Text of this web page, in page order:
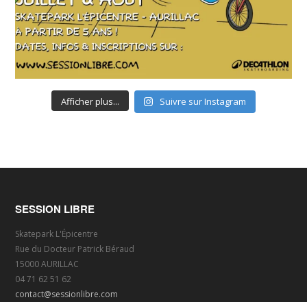
Afficher plus... Suivre sur Instagram
SESSION LIBRE
Skatepark L'Épicentre
Rue du Docteur Patrick Béraud
15000 AURILLAC
04 71 62 51 62
contact@sessionlibre.com